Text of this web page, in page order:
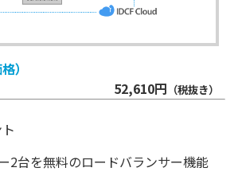
）
52,610円 （税抜き）
2台を無料のロードバランサー機能